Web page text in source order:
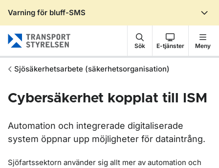
Varning för bluff-SMS
Sök E-tjänster Meny
Sjösäkerhetsarbete (säkerhetsorganisation)
Cybersäkerhet kopplat till ISM
Automation och integrerade digitaliserade
system öppnar upp möjligheter för dataintrång.
Sjöfartssektorn använder sig allt mer av automation och